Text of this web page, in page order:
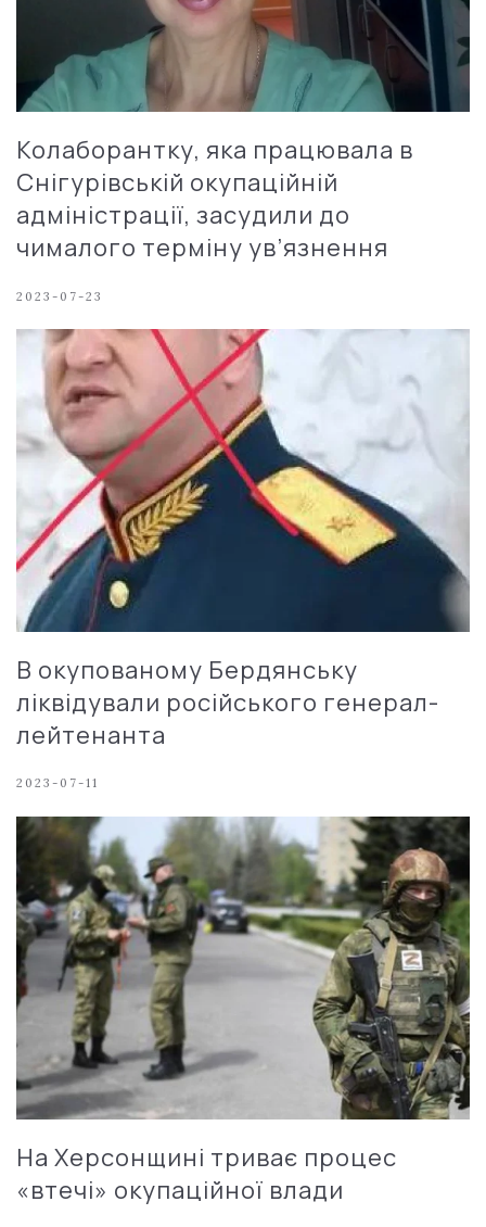
Колаборантку, яка працювала в
Снігурівській окупаційній
адміністрації, засудили до
чималого терміну ув’язнення
2023-07-23
В окупованому Бердянську
ліквідували російського генерал-
лейтенанта
2023-07-11
На Херсонщині триває процес
«втечі» окупаційної влади